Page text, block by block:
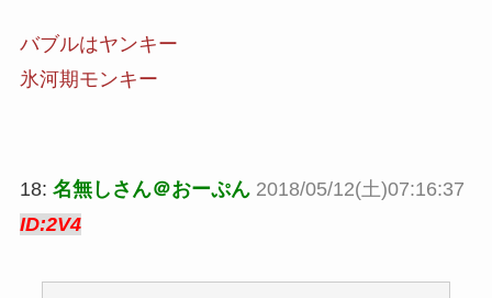
バブルはヤンキー
氷河期モンキー
18: 名無しさん＠おーぷん 2018/05/12(土)07:16:37
ID:2V4